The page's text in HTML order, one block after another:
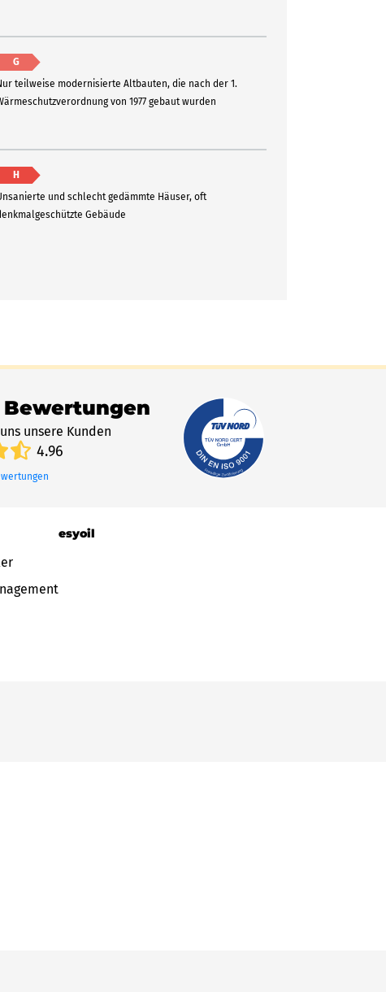
G
teilweise modernisierte Altbauten, die nach der 1.
von 1977 gebaut wurden
H
und schlecht gedämmte Häuser, oft
Gebäude
Bewertungen
unsere Kunden
4.96
esyoil